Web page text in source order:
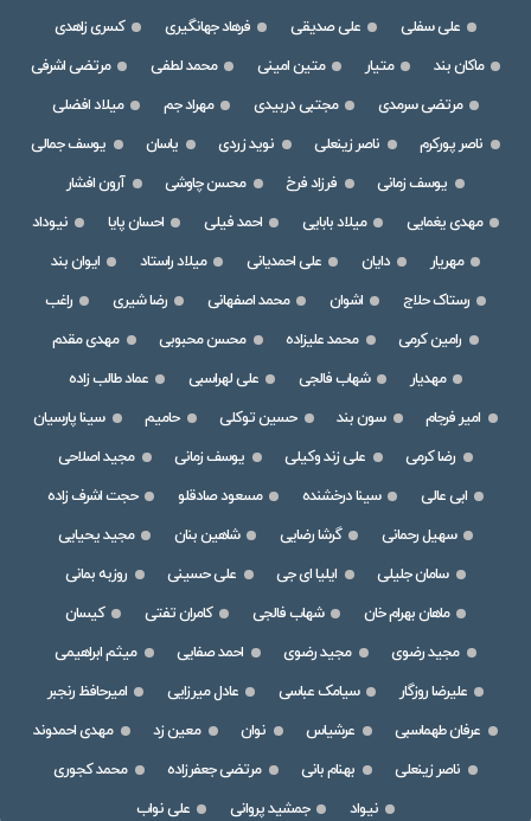
علی سفلی
علی صدیقی فرهاد جهانگیری
کسری زاهدی
ماکان بند
متیار متین امینی محمد لطفی
مرتضی اشرفی
مرتضی سرمدی
مجتبی دربیدی مهراد جم
میلاد افضلی
ناصر پورکرم
ناصر زینعلی نوید زردی یاسان
یوسف جمالی
یوسف زمانی
فرزاد فرخ محسن چاوشی
آرون افشار
مهدی یغمایی
میلاد بابایی احمد فیلی احسان پایا
نیوداد
مهریار
دایان علی احمدیانی میلاد راستاد
ایوان بند
رستاک حلاج
اشوان محمد اصفهانی رضا شیری
راغب
رامین کرمی
محمد علیزاده محسن محبوبی
مهدی مقدم
مهدیار
شهاب فالجی علی لهراسبی
عماد طالب زاده
امیر فرجام
سون بند حسین توکلی حامیم
سینا پارسیان
رضا کرمی
علی زند وکیلی یوسف زمانی
مجید اصلاحی
ابی عالی
سینا درخشنده مسعود صادقلو
حجت اشرف زاده
سهیل رحمانی
گرشا رضایی شاهین بنان
مجید یحیایی
سامان جلیلی
ایلیا ای جی علی حسینی
روزبه بمانی
ماهان بهرام خان
شهاب فالجی کامران تفتی
کیسان
مجید رضوی
مجید رضوی احمد صفایی
میثم ابراهیمی
علیرضا روزگار
سیامک عباسی عادل میرزایی
امیرحافظ رنجبر
عرفان طهماسبی
عرشیاس نوان معین زد
مهدی احمدوند
ناصر زینعلی
بهنام بانی مرتضی جعفرزاده
محمد کجوری
نیواد
جمشید پروانی علی نواب